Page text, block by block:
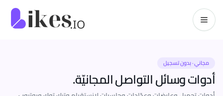
تخطّي إلى المحتوى
مجاني · بدون تسجيل
أدوات وسائل التواصل المجانيّة.